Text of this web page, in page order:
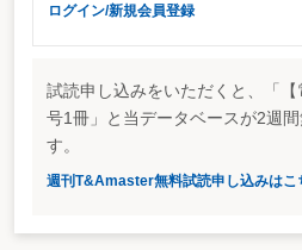
連結納税制度による申告は、経過措置に
る事業年度（平成15年度3月期）から、受
（益金不算入割合の引下げなど）・退職給
当金制度の廃止など、連結納税制度の導入
トする。
受取配当金の益金不算入・退職給与引当金
格別の注意が必要となる。
ログイン/新規会員登録
試読申し込みをいただくと、「
号1冊」と当データベースが2週
す。
週刊T&Amaster無料試読申し込みはこ